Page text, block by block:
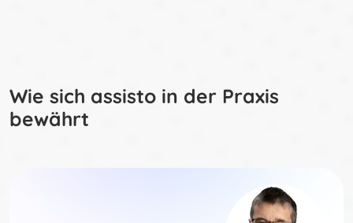
Wie sich assisto in der Praxis
bewährt